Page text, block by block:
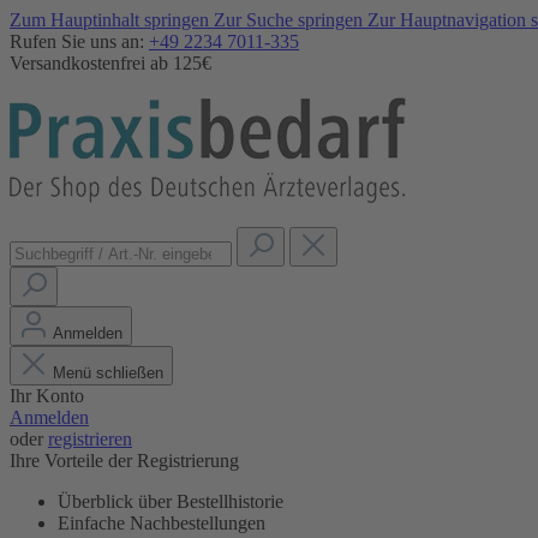
Zum Hauptinhalt springen Zur Suche springen Zur Hauptnavigation
Rufen Sie uns an: +49 2234 7011-335
Versandkostenfrei ab 125€
Anmelden
Menü schließen
Ihr Konto
Anmelden
oder registrieren
Ihre Vorteile der Registrierung
Überblick über Bestellhistorie
Einfache Nachbestellungen